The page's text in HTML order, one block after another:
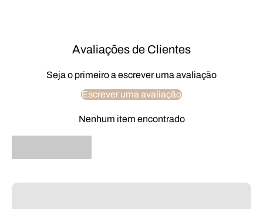
Avaliações de Clientes
Seja o primeiro a escrever uma avaliação
Escrever uma avaliação
Nenhum item encontrado